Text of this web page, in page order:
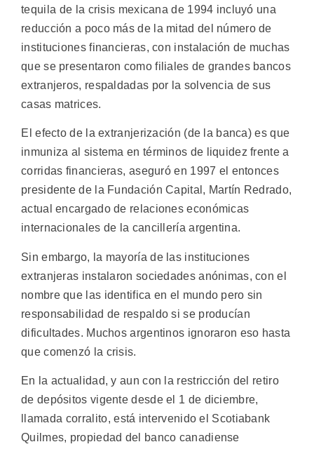
tequila de la crisis mexicana de 1994 incluyó una
reducción a poco más de la mitad del número de
instituciones financieras, con instalación de muchas
que se presentaron como filiales de grandes bancos
extranjeros, respaldadas por la solvencia de sus
casas matrices.
El efecto de la extranjerización (de la banca) es que
inmuniza al sistema en términos de liquidez frente a
corridas financieras, aseguró en 1997 el entonces
presidente de la Fundación Capital, Martín Redrado,
actual encargado de relaciones económicas
internacionales de la cancillería argentina.
Sin embargo, la mayoría de las instituciones
extranjeras instalaron sociedades anónimas, con el
nombre que las identifica en el mundo pero sin
responsabilidad de respaldo si se producían
dificultades. Muchos argentinos ignoraron eso hasta
que comenzó la crisis.
En la actualidad, y aun con la restricción del retiro
de depósitos vigente desde el 1 de diciembre,
llamada corralito, está intervenido el Scotiabank
Quilmes, propiedad del banco canadiense